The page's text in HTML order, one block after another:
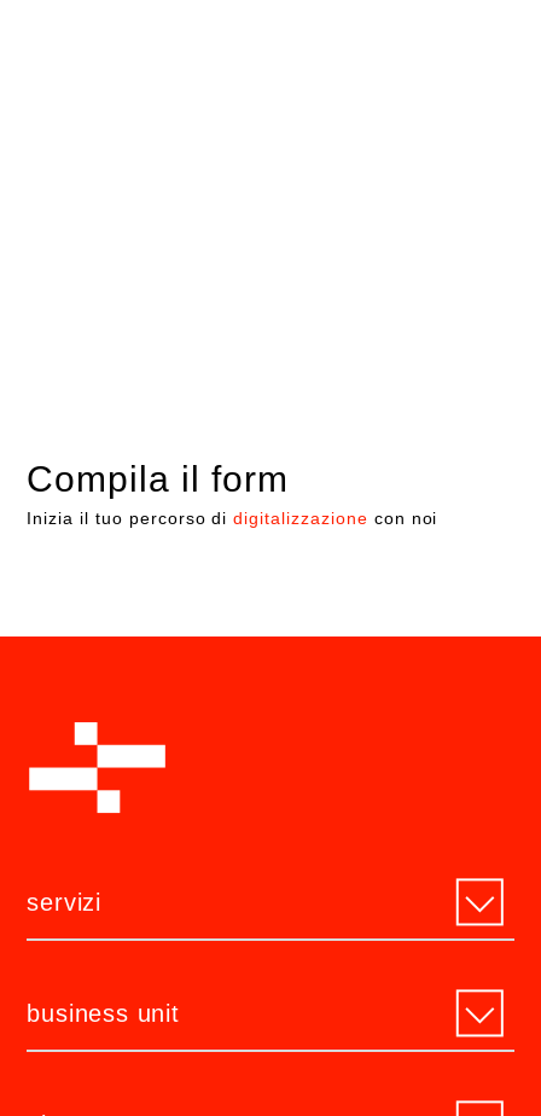
Compila il form
Inizia il tuo percorso didigitalizzazione con noi
servizi
business unit